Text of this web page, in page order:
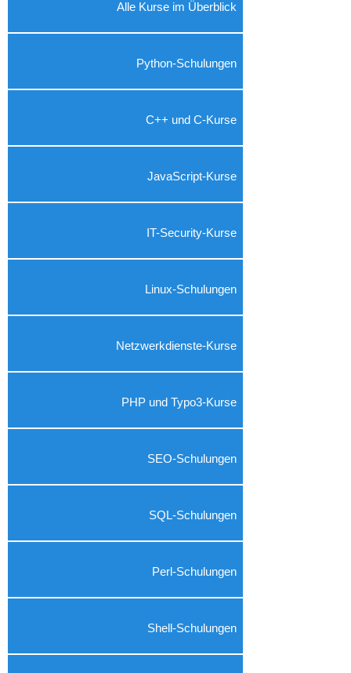
Alle Kurse im Überblick
Python-Schulungen
C++ und C-Kurse
JavaScript-Kurse
IT-Security-Kurse
Linux-Schulungen
Netzwerkdienste-Kurse
PHP und Typo3-Kurse
SEO-Schulungen
SQL-Schulungen
Perl-Schulungen
Shell-Schulungen